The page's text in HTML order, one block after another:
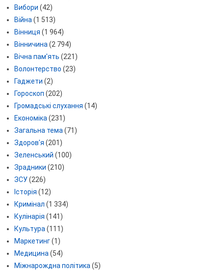
Вибори (42)
Війна (1 513)
Вінниця (1 964)
Вінничина (2 794)
Вічна пам'ять (221)
Волонтерство (23)
Гаджети (2)
Гороскоп (202)
Громадські слухання (14)
Економіка (231)
Загальна тема (71)
Здоров'я (201)
Зеленський (100)
Зрадники (210)
ЗСУ(226)
Історія (12)
Кримінал (1 334)
Кулінарія (141)
Культура (111)
Маркетинг(1)
Медицина (54)
Міжнарождна політика (5)